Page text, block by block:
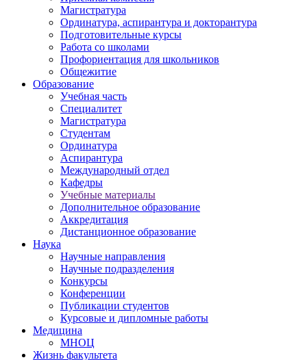
Магистратура
Ординатура, аспирантура и докторантура
Подготовительные курсы
Работа со школами
Профориентация для школьников
Общежитие
Образование
Учебная часть
Специалитет
Магистратура
Студентам
Ординатура
Аспирантура
Международный отдел
Кафедры
Учебные материалы
Дополнительное образование
Аккредитация
Дистанционное образование
Наука
Научные направления
Научные подразделения
Конкурсы
Конференции
Публикации студентов
Курсовые и дипломные работы
Медицина
МНОЦ
Жизнь факультета